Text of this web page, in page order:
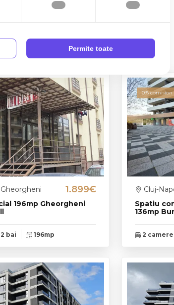
196mp Gheorgheni
1.899€
2 bai 196mp
0% comision
Spatiu comercial
136mp
Cluj-
2 camere
Permite toate